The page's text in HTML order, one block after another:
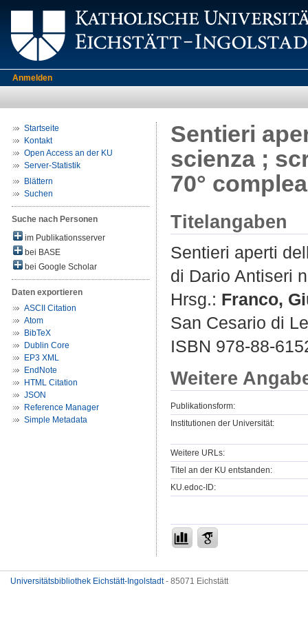
Anmelden
Startseite
Kontakt
Open Access an der KU
Server-Statistik
Blättern
Suchen
Suche nach Personen
im Publikationsserver
bei BASE
bei Google Scholar
Daten exportieren
ASCII Citation
Atom
BibTeX
Dublin Core
EP3 XML
EndNote
HTML Citation
JSON
Reference Manager
Simple Metadata
Sentieri
scienza ;
70°
Titelangaben
Sentieri aperti
di Dario Antiseri
Hrsg.: Franco,
San Cesario di
ISBN 978-88-
Weitere
Publikationsform:
Institutionen der Universität:
Weitere URLs:
Titel an der KU entstanden:
KU.edoc-ID:
Universitätsbibliothek Eichstätt-Ingolstadt- 85071 Eichstätt